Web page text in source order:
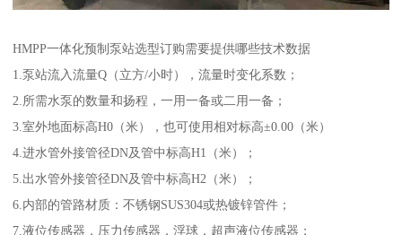
HMPP一体化预制泵站选型订购需要提供哪些技术数据
1.泵站流入流量Q（立方/小时），流量时变化系数；
2.所需水泵的数量和扬程，一用一备或二用一备；
3.室外地面标高H0（米），也可使用相对标高±0.00（米）
4.进水管外接管径DN及管中标高H1（米）；
5.出水管外接管径DN及管中标高H2（米）；
6.内部的管路材质：不锈钢SUS304或热镀锌管件；
7.液位传感器，压力传感器，浮球，超声液位传感器；